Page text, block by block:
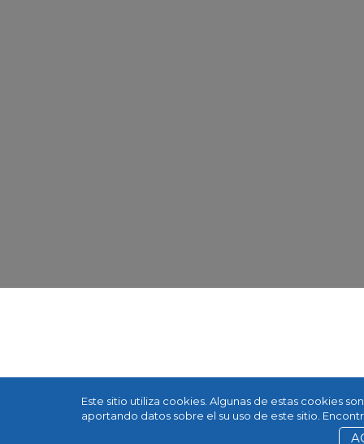
Este sitio utiliza cookies. Algunas de estas cookies
aportando datos sobre el su uso de este sitio.